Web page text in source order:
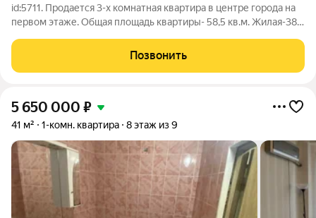
id:5711. Продается 3-х комнатная квартира в центре города на
первом этаже. Общая площадь квартиры- 58,5 кв.м. Жилая-38
потолки,раздельный санузел,балкон. Закрытая
территория,парковочное
Позвонить
5 650 000 ₽
41 м² 1-комн. квартира 8 этаж из 9